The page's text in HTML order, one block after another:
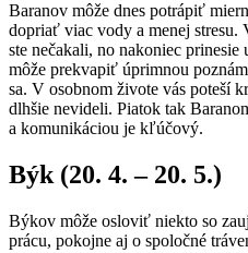
Baranov môže dnes potrápiť
dopriať viac vody a menej stresu.
ste nečakali, no nakoniec prinesie
môže prekvapiť úprimnou
sa. V osobnom živote vás poteší
dlhšie nevideli. Piatok tak
a komunikáciou je kľúčový.
Býk (20. 4. – 20. 5.)
Býkov môže osloviť niekto so
prácu, pokojne aj o spoločné